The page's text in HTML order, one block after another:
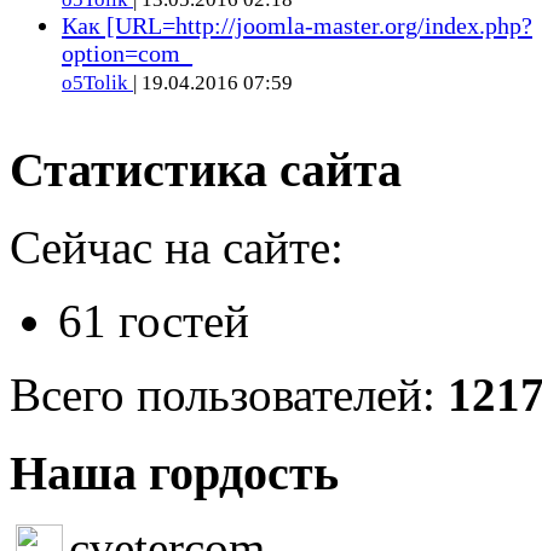
Как [URL=http://joomla-master.org/index.php?
option=com_
o5Tolik | 19.04.2016 07:59
Статистика сайта
Сейчас на сайте:
61 гостей
Всего пользователей:
Наша гордость